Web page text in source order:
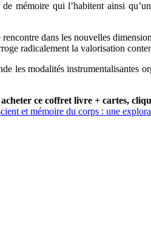
mémoire qui l’habitent ainsi
dans les nouvelles
radicalement la valorisation
les modalités instrumentalisantes
ce coffret livre + cartes,
et mémoire du corps : une